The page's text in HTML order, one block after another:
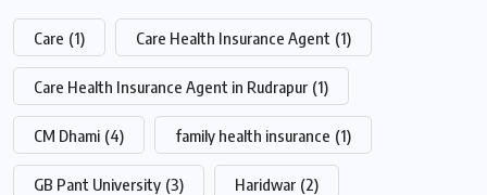
Care (1) Care Health Insurance Agent (1)
Care Health Insurance Agent in Rudrapur (1)
CM Dhami (4) family health insurance (1)
GB Pant University (3) Haridwar (2)